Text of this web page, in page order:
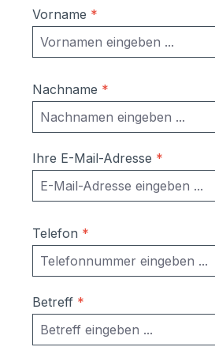
geliefert.Ein
mehr
möglich
Vorname *
Nachname *
Ihre E-Mail-Adresse *
Telefon *
Betreff *